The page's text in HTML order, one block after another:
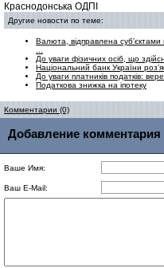
Краснодонська ОДПІ
Другие новости по теме:
Валюта, відправлена
До уваги фізичних осіб, що
Національний банк України
До уваги платників податків:
Податкова знижка на іпотеку
Комментарии (0)
Добавление комментария
Ваше Имя:
Ваш E-Mail: